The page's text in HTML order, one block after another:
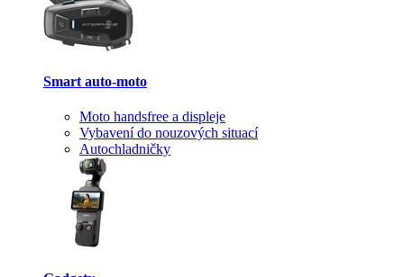
Smart auto-moto
Moto handsfree a displeje
Vybavení do nouzových situací
Autochladničky